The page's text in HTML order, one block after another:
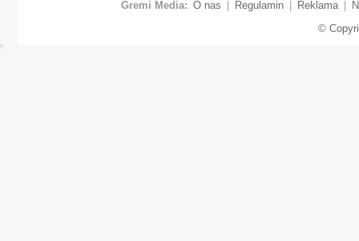
Gremi Media: O nas Regulamin Reklama
©